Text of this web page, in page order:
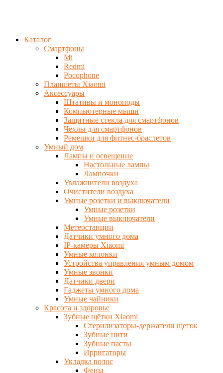
Каталог
Смартфоны
Mi
Redmi
Pocophone
Планшеты Xiaomi
Аксессуары
Штативы и моноподы
Компьютерные мыши
Защитные стекла для смартфонов
Чехлы для смартфонов
Ремешки для фитнес-браслетов
Умный дом
Лампы и освещение
Настольные лампы
Лампочки
Увлажнители воздуха
Очистители воздуха
Умные розетки и выключатели
Умные розетки
Умные выключатели
Метеостанции
Датчики умного дома
IP-камеры Xiaomi
Умные колонки
Устройства управления умным домом
Умные звонки
Датчики двери
Гаджеты умного дома
Умные чайники
Красота и здоровье
Зубные щётки Xiaomi
Стерилизаторы-держатели щеток
Зубные нити
Зубные пасты
Ирригаторы
Укладка волос
Фены